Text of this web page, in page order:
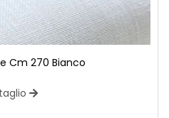
Cm 270 Bianco